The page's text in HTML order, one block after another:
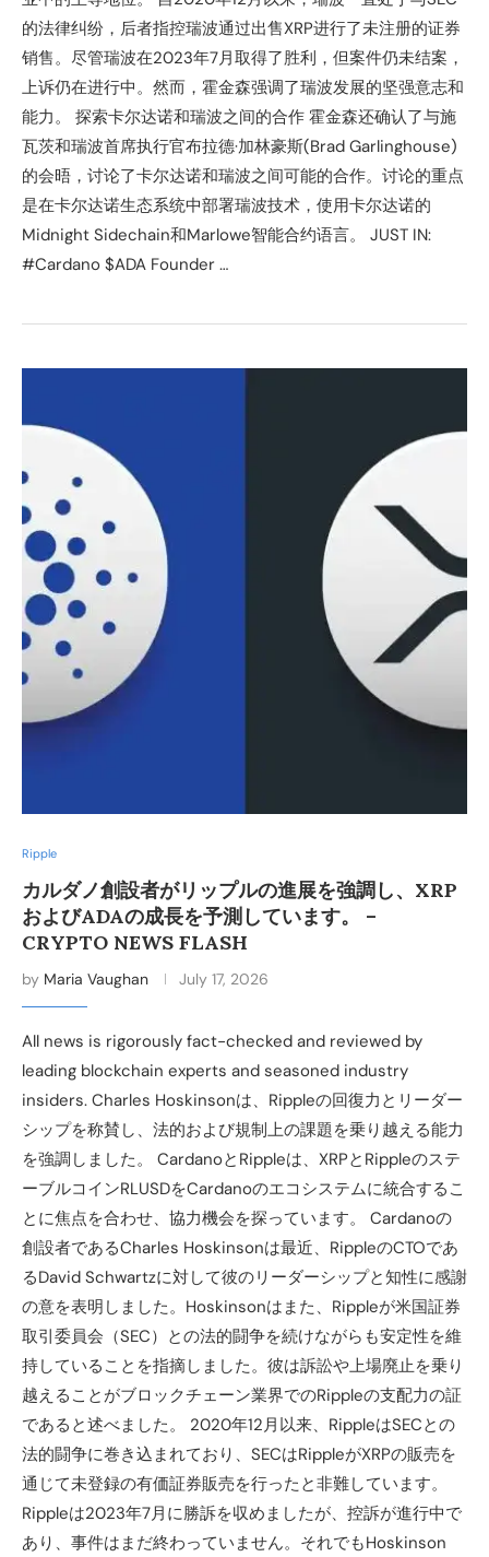
的法律纠纷，后者指控瑞波通过出售XRP进行了未注册的证券
销售。尽管瑞波在2023年7月取得了胜利，但案件仍未结案，
上诉仍在进行中。然而，霍金森强调了瑞波发展的坚强意志和
能力。 探索卡尔达诺和瑞波之间的合作 霍金森还确认了与施
瓦茨和瑞波首席执行官布拉德·加林豪斯(Brad Garlinghouse)
的会晤，讨论了卡尔达诺和瑞波之间可能的合作。讨论的重点
是在卡尔达诺生态系统中部署瑞波技术，使用卡尔达诺的
Midnight Sidechain和Marlowe智能合约语言。 JUST IN:
#Cardano $ADA Founder …
Ripple
カルダノ創設者がリップルの進展を強調し、XRP
およびADAの成長を予測しています。 –
CRYPTO NEWS FLASH
by Maria Vaughan July 17, 2026
All news is rigorously fact-checked and reviewed by
leading blockchain experts and seasoned industry
insiders. Charles Hoskinsonは、Rippleの回復力とリーダー
シップを称賛し、法的および規制上の課題を乗り越える能力
を強調しました。 CardanoとRippleは、XRPとRippleのステ
ーブルコインRLUSDをCardanoのエコシステムに統合するこ
とに焦点を合わせ、協力機会を探っています。 Cardanoの
創設者であるCharles Hoskinsonは最近、RippleのCTOであ
るDavid Schwartzに対して彼のリーダーシップと知性に感謝
の意を表明しました。Hoskinsonはまた、Rippleが米国証券
取引委員会（SEC）との法的闘争を続けながらも安定性を維
持していることを指摘しました。彼は訴訟や上場廃止を乗り
越えることがブロックチェーン業界でのRippleの支配力の証
であると述べました。 2020年12月以来、RippleはSECとの
法的闘争に巻き込まれており、SECはRippleがXRPの販売を
通じて未登録の有価証券販売を行ったと非難しています。
Rippleは2023年7月に勝訴を収めましたが、控訴が進行中で
あり、事件はまだ終わっていません。それでもHoskinson